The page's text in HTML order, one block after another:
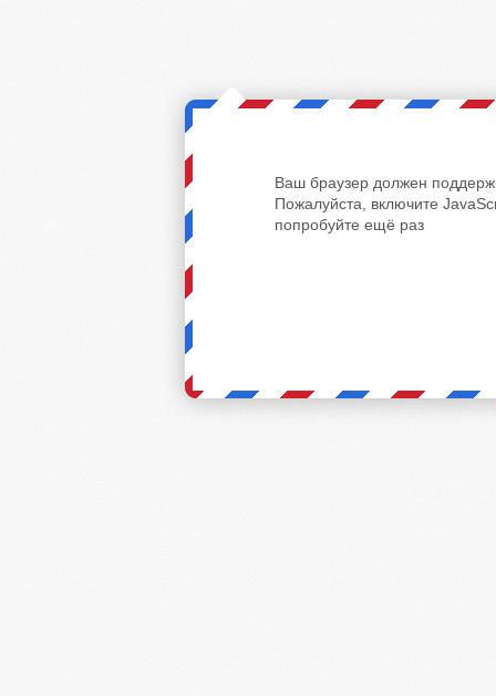
Ваш браузер должен
Пожалуйста, включите
попробуйте ещё раз